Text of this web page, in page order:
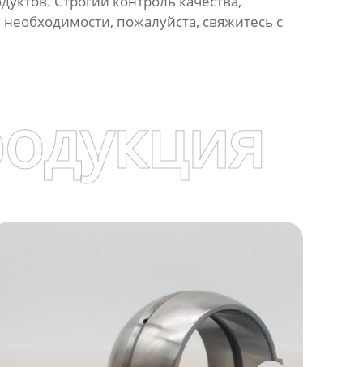
пожалуйста, свяжитесь с